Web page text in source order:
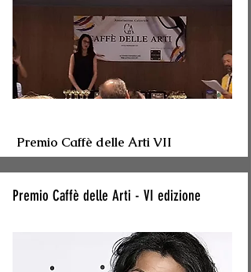
Premio Caffè delle Arti VII
Premio Caffè delle Arti - VI edizione